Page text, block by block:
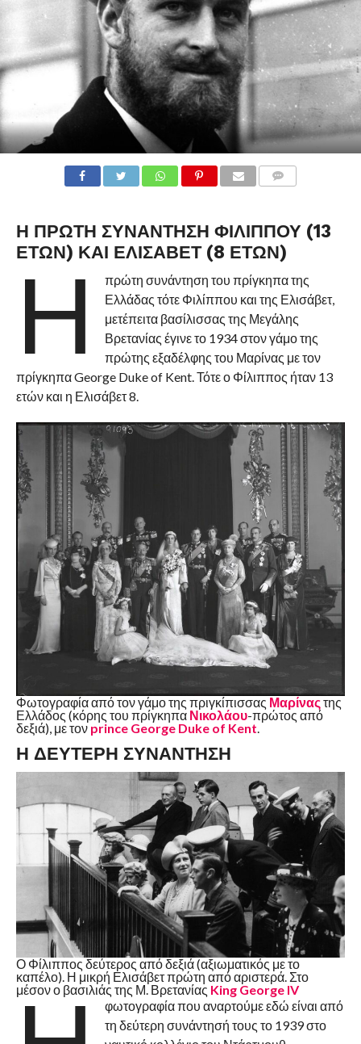
Η ΠΡΩΤΗ ΣΥΝΑΝΤΗΣΗ ΦΙΛΙΠΠΟΥ (13
ΕΤΩΝ) ΚΑΙ ΕΛΙΣΑΒΕΤ (8 ΕΤΩΝ)
Η
πρώτη συνάντηση του πρίγκηπα της
Ελλάδας τότε Φιλίππου και της Ελισάβετ,
μετέπειτα βασίλισσας της Μεγάλης
Βρετανίας έγινε το 1934 στον γάμο της
πρώτης εξαδέλφης του Μαρίνας με τον
πρίγκηπα George Duke of Kent. Τότε ο Φίλιππος ήταν 13
ετών και η Ελισάβετ 8.
Φωτογραφία από τον γάμο της πριγκίπισσας Μαρίναςτης
Ελλάδος (κόρης του πρίγκηπα Νικολάου-πρώτος από
δεξιά), με τον prince George Duke of Kent.
Η ΔΕΥΤΕΡΗ ΣΥΝΑΝΤΗΣΗ
Ο Φίλιππος δεύτερος από δεξιά (αξιωματικός με το
καπέλο). Η μικρή Ελισάβετ πρώτη από αριστερά. Στο
μέσον ο βασιλιάς της Μ. Βρετανίας King George IV
φωτογραφία που αναρτούμε εδώ είναι από
τη δεύτερη συνάντησή τους το 1939 στο